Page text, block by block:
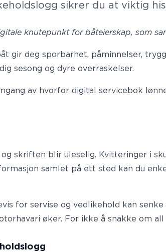
sikrer du at viktig
knutepunkt for båteierskap, som
gir deg sporbarhet, påminnelser,
sesong og dyre overraskelser.
av hvorfor digital servicebok
skriften blir uleselig. Kvitteringer i
samlet på ett sted kan du
for servise og vedlikehold kan
øker. For ikke å snakke om